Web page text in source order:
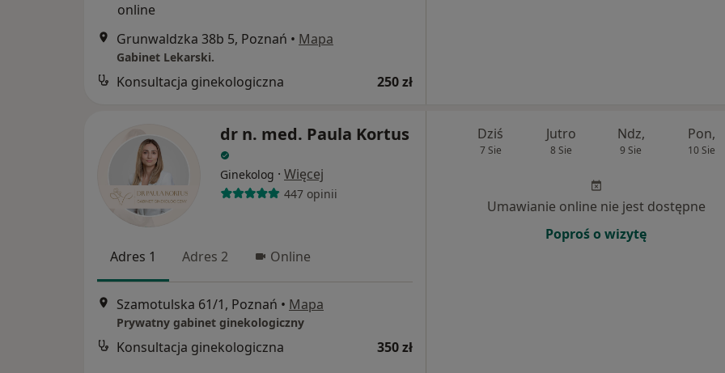
online
Grunwaldzka 38b 5, Poznań • Mapa
Gabinet Lekarski.
Konsultacja ginekologiczna 250 zł
dr n. med. Paula Kortus
Ginekolog · Więcej
447 opinii
Adres 1 Adres 2 Online
Szamotulska 61/1, Poznań • Mapa
Prywatny gabinet ginekologiczny
Konsultacja ginekologiczna 350 zł
Dziś
7 Sie
Jutro
8 Sie
Ndz,
9 Sie
Pon,
10 Sie
Umawianie online nie jest dostępne
Poproś o wizytę